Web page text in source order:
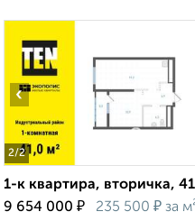
2/2
‹
1-к квартира, вторичка,
9 654 000 ₽ 235 500 ₽ за